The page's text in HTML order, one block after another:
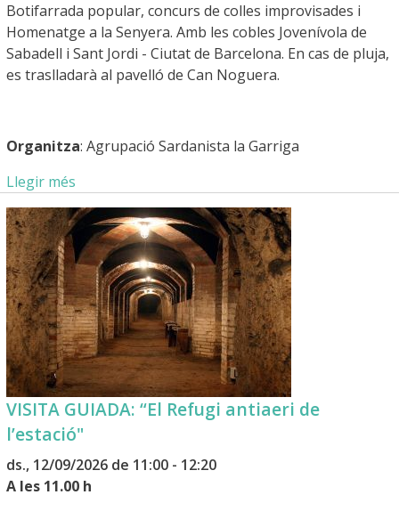
Botifarrada popular, concurs de colles improvisades i
Homenatge a la Senyera. Amb les cobles Jovenívola de
Sabadell i Sant Jordi - Ciutat de Barcelona. En cas de pluja,
es traslladarà al pavelló de Can Noguera.
Organitza: Agrupació Sardanista la Garriga
Llegir més
VISITA GUIADA: “El Refugi antiaeri de
l’estació"
ds., 12/09/2026 de 11:00 - 12:20
A les 11.00 h